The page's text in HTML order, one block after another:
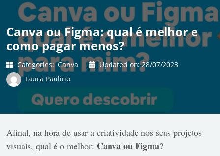
Canva ou Figma: qual é melhor e
como pagar menos?
Categories: Canva Updated on:28/07/2023
Laura Paulino
Afinal, na hora de usar a criatividade nos seus projetos
visuais, qual é o melhor: Canva ou Figma?